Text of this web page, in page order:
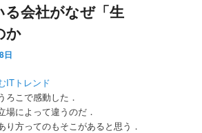
会社がなぜ「生
か
日
ITトレンド
ろこで感動した．
場によって違うのだ．
り方ってのもそこがあると思う．